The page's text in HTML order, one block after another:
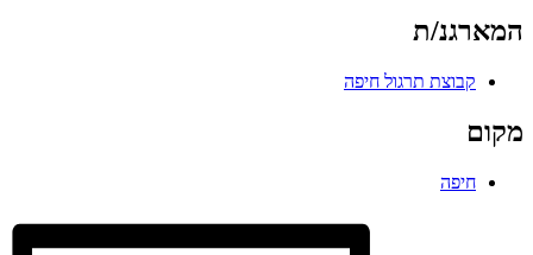
המארגנ/ת
קבוצת תרגול חיפה
מקום
חיפה